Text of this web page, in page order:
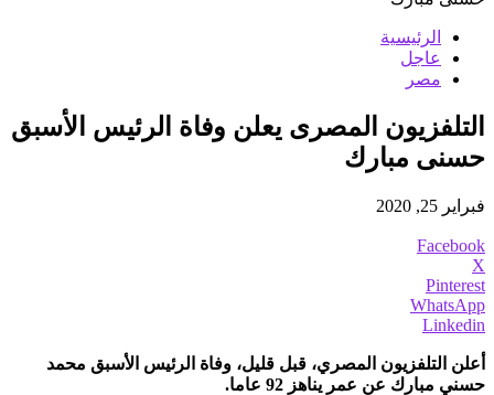
الرئيسية
عاجل
مصر
التلفزيون المصرى يعلن وفاة الرئيس الأسبق
حسنى مبارك
فبراير 25, 2020
Facebook
X
Pinterest
WhatsApp
Linkedin
أعلن التلفزيون المصري، قبل قليل، وفاة الرئيس الأسبق محمد
حسني مبارك عن عمر يناهز 92 عاما.